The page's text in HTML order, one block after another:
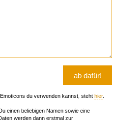
Emoticons du verwenden kannst, steht hier.
einen beliebigen Namen sowie eine
werden dann erstmal zur